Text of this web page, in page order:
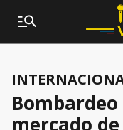
mercado